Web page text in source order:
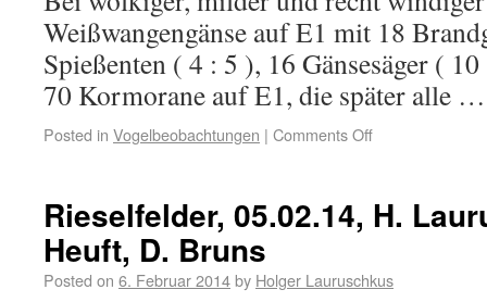
Weißwangengänse auf E1 mit 18
Spießenten ( 4 : 5 ), 16 Gänsesäger (
70 Kormorane auf E1, die später alle
Posted in Vogelbeobachtungen | Comments Off
Rieselfelder, 05.02.14, H.
Heuft, D. Bruns
Posted on 6. Februar 2014by Holger Lauruschkus